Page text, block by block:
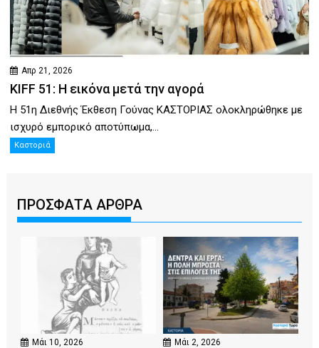
Απρ 21, 2026
KIFF 51: Η εικόνα μετά την αγορά
Η 51η Διεθνής Έκθεση Γούνας ΚΑΣΤΟΡΙΑΣ ολοκληρώθηκε με
ισχυρό εμπορικό αποτύπωμα,...
Καστοριά
ΠΡΟΣΦΑΤΑ ΑΡΘΡΑ
Μάι 10, 2026 Μάι 2, 2026